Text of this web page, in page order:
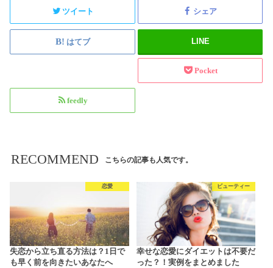
ツイート シェア
はてブ LINE
Pocket
feedly
RECOMMEND こちらの記事も人気です。
恋愛
失恋から立ち直る方法は？1日で
も早く前を向きたいあなたへ
ビューティー
幸せな恋愛にダイエットは不要だ
った？！実例をまとめました